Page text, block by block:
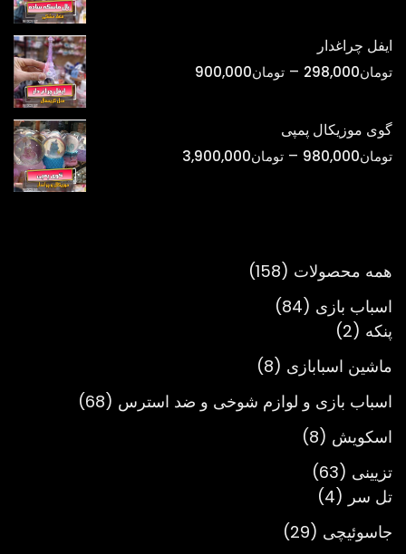
تومان750,000
ایفل چراغدار
تومان298,000
– تومان900,000
تومان900,000
گوی موزیکال پمپی
تومان980,000
– تومان3,900,000
همه محصولات
158
158
اسباب بازی 84
84
پنکه 2
2
محصول
ماشین اسبابازی 8
8
اسباب بازی و لوازم شوخی و ضد استرس 68
68
اسکویش 8
8
تزیینی 63
63
محصول
تل سر 4
4
محصول
جاسوئیچی 29
29